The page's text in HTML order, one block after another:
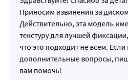
стирок.
Приносим извинения за
Действительно, эта модель
текстуру для лучшей
что это подходит не всем. Если
дополнительные вопросы,
вам помочь!